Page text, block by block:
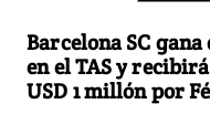
Barcelona SC
en el TAS y
USD 1 millón por